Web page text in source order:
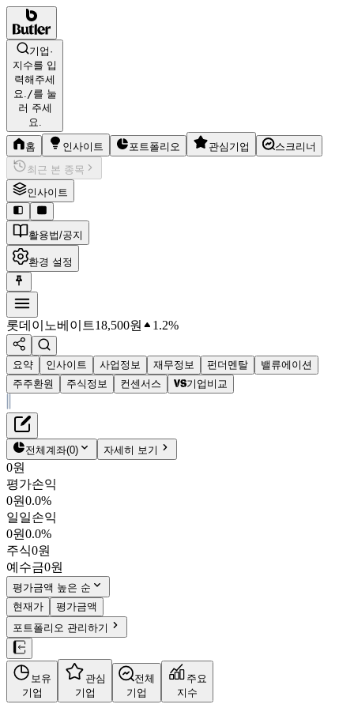
기업·
지수를 입
력해주세
요./를 눌
러 주세
요.
홈 인사이트 포트폴리오 관심기업
스크리너
최근 본 종목
인사이트
활용법/공지
환경 설정
롯데이노베이트18,500원 1.2%
요약 인사이트 사업정보 재무정보 펀더멘탈
밸류에이션
주주환원
주식정보 컨센서스 기업비교
롯데이노베이트
18,500원
286940
KOSPI
시가총액
PBR0.66
PER24.59
fPER 9.44
배당수익률3.78%
자사주비율-
결산월12월
4분기누적
10년
주재무제표
재무정보
펀더멘탈
밸류에이션
주주환원
컨센서스
주식정보
전체계좌(0) 자세히 보기
0원
평가손익
0원0.0%
일일손익
0원0.0%
주식0원
예수금0원
평가금액 높은 순
현재가
평가금액
포트폴리오 관리하기
보유
기업
관심
기업
전체
기업
주요
지수